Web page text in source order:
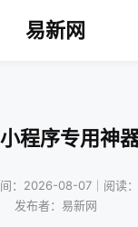
易新网
程序专用神
：2026-08-07｜阅读
发布者：易新网